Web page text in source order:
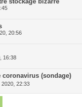
20:56
16:38
(sondage)
2020, 22:33